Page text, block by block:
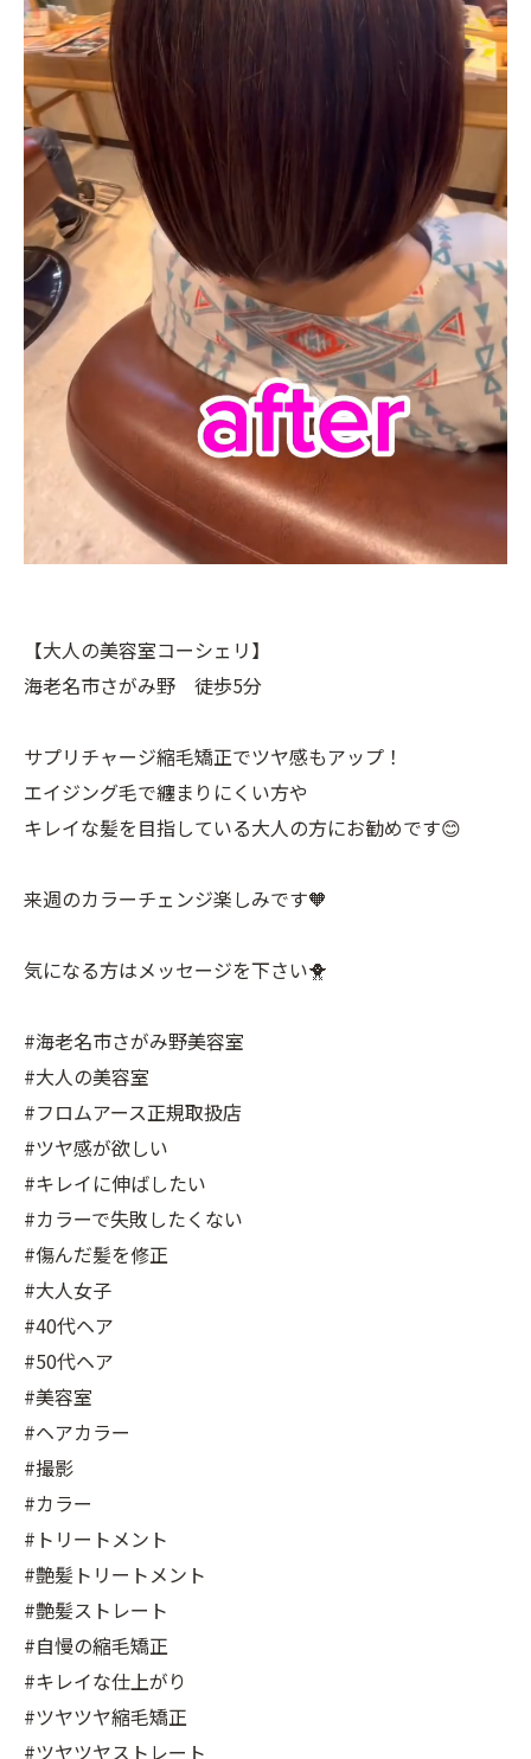
【大人の美容室コーシェリ】
海老名市さがみ野 徒歩5分
サプリチャージ縮毛矯正でツヤ感もアップ！
エイジング毛で纏まりにくい方や
キレイな髪を目指している大人の方にお勧めです😊
来週のカラーチェンジ楽しみです🧡
気になる方はメッセージを下さい🐥
#海老名市さがみ野美容室
#大人の美容室
#フロムアース正規取扱店
#ツヤ感が欲しい
#キレイに伸ばしたい
#カラーで失敗したくない
#傷んだ髪を修正
#大人女子
#40代ヘア
#50代ヘア
#美容室
#ヘアカラー
#撮影
#カラー
#トリートメント
#艶髪トリートメント
#艶髪ストレート
#自慢の縮毛矯正
#キレイな仕上がり
#ツヤツヤ縮毛矯正
#ツヤツヤストレート